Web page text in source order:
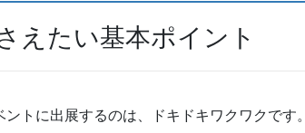
えたい基本ポイント
トに出展するのは、ドキドキワクワクです。